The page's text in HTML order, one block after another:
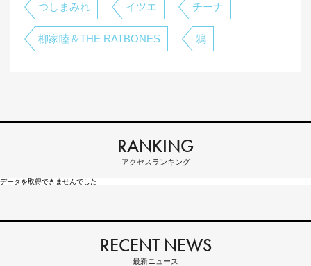
つしまみれ イツエ チーナ
柳家睦＆THE RATBONES 鴉
RANKING
アクセスランキング
データを取得できませんでした
RECENT NEWS
最新ニュース